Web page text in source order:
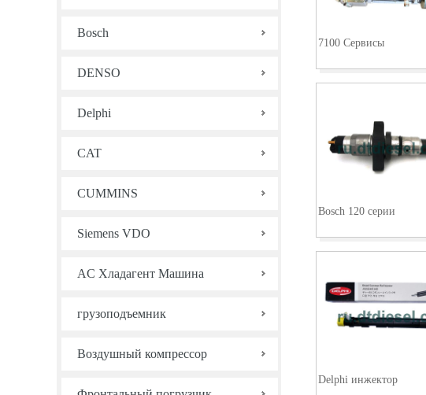
Bosch
DENSO
Delphi
CAT
CUMMINS
Siemens VDO
AC Хладагент Машина
грузоподъемник
Воздушный компрессор
7100 Сервисы
Bosch 120 серии
Delphi инжектор